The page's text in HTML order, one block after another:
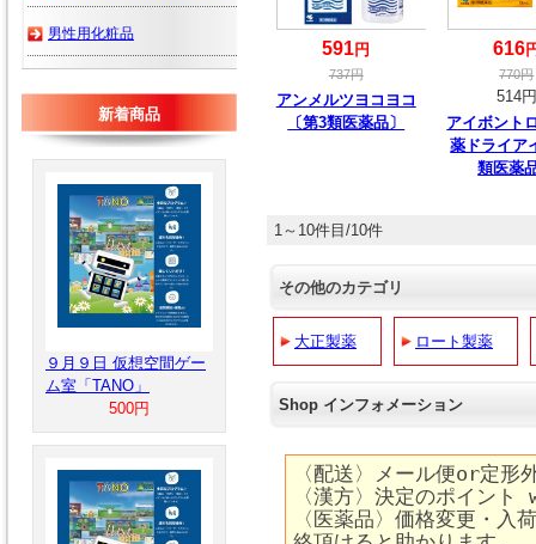
591円
737円
アンメルツヨコヨコ
〔第3類医薬品〕
616
770円
514円
アイボント
薬ドライア
類医薬
1～10件目/10件
その他のカテゴリ
大正製薬 ロート製薬
Shop インフォメーション
男性用化粧品
新着商品
９月９日 仮想空間ゲー
ム室「TANO」
500円